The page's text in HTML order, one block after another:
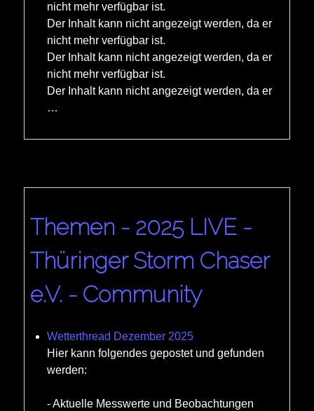
nicht mehr verfügbar ist.
Der Inhalt kann nicht angezeigt werden, da er
nicht mehr verfügbar ist.
Der Inhalt kann nicht angezeigt werden, da er
nicht mehr verfügbar ist.
Der Inhalt kann nicht angezeigt werden, da er
…
Themen - 2025 LIVE -
Thüringer Storm Chaser
e.V. - Community
Wetterthread Dezember 2025
Hier kann folgendes gepostet und gefunden
werden:
- Aktuelle Messwerte und Beobachtungen